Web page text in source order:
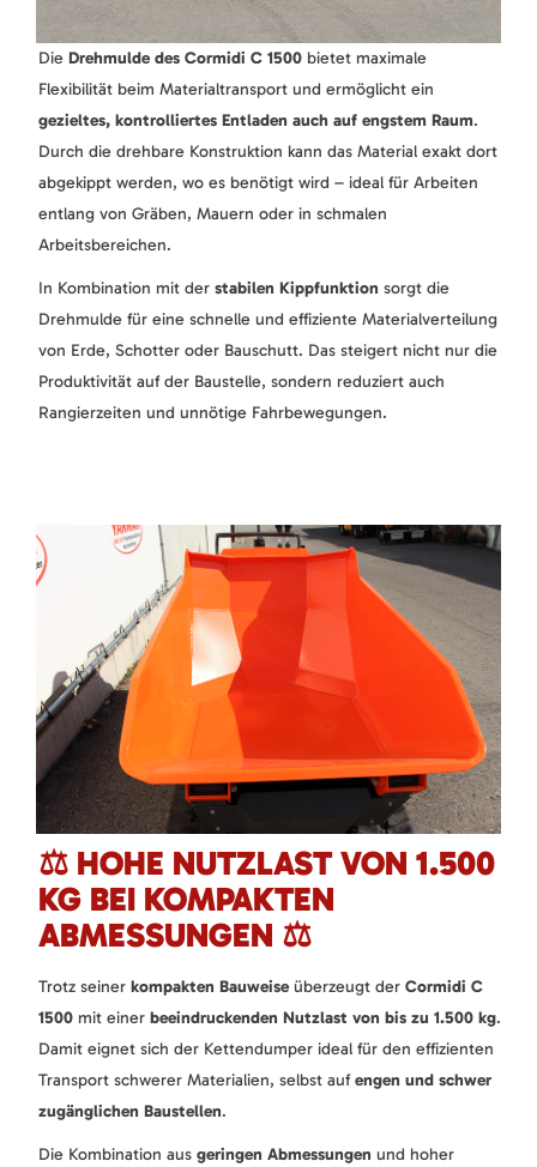
Die Drehmulde des Cormidi C 1500 bietet maximale
Flexibilität beim Materialtransport und ermöglicht ein
gezieltes, kontrolliertes Entladen auch auf engstem Raum.
Durch die drehbare Konstruktion kann das Material exakt dort
abgekippt werden, wo es benötigt wird – ideal für Arbeiten
entlang von Gräben, Mauern oder in schmalen
Arbeitsbereichen.
In Kombination mit der stabilen Kippfunktion sorgt die
Drehmulde für eine schnelle und effiziente Materialverteilung
von Erde, Schotter oder Bauschutt. Das steigert nicht nur die
Produktivität auf der Baustelle, sondern reduziert auch
Rangierzeiten und unnötige Fahrbewegungen.
⚖️ HOHE NUTZLAST VON 1.500
KG BEI KOMPAKTEN
ABMESSUNGEN ⚖️
Trotz seiner kompakten Bauweiseüberzeugt der Cormidi C
1500 mit einer beeindruckenden Nutzlast von bis zu 1.500 kg.
Damit eignet sich der Kettendumper ideal für den effizienten
Transport schwerer Materialien, selbst aufengen und schwer
zugänglichen Baustellen.
Die Kombination aus geringen Abmessungen und hoher